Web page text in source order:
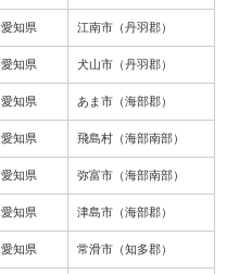
愛知県 江南市（丹羽郡）
愛知県 犬山市（丹羽郡）
愛知県 あま市（海部郡）
愛知県 飛島村（海部南部）
愛知県 弥富市（海部南部）
愛知県 津島市（海部郡）
愛知県 常滑市（知多郡）